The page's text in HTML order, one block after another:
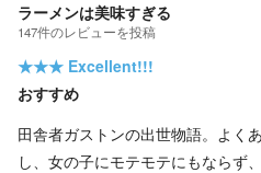
ラーメンは美味すぎる
147件のレビューを投稿
★★★ Excellent!!!
おすすめ
田舎者ガストンの出世物語。よく
し、女の子にモテモテにもならず